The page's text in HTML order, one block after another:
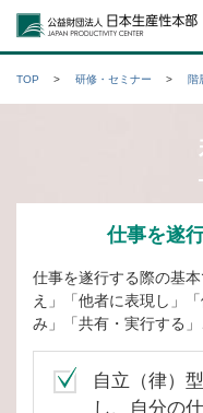
TOP 研修・セミナー 階
仕事を遂
仕事を遂行する際の基
え」「他者に表現し」
み」「共有・実行する」
自立（律）
し、自分の